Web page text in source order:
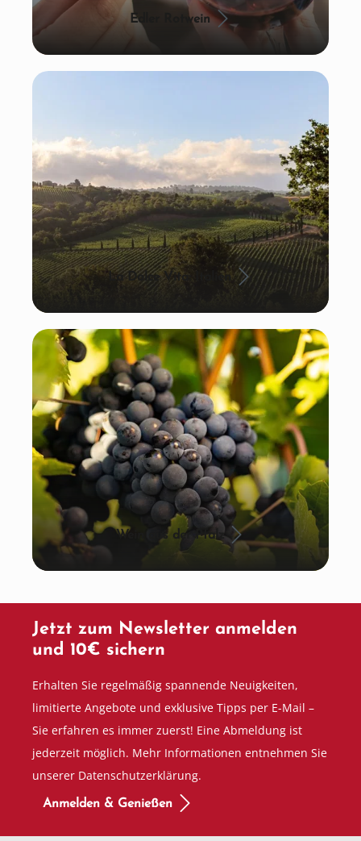
Edler Rotwein
La Dolce Vita: Italien
Wein aus der Pfalz
Jetzt zum Newsletter anmelden
und 10€ sichern
Erhalten Sie regelmäßig spannende Neuigkeiten,
limitierte Angebote und exklusive Tipps per E-Mail –
Sie erfahren es immer zuerst! Eine Abmeldung ist
jederzeit möglich. Mehr Informationen entnehmen Sie
unserer Datenschutzerklärung.
Anmelden & Genießen